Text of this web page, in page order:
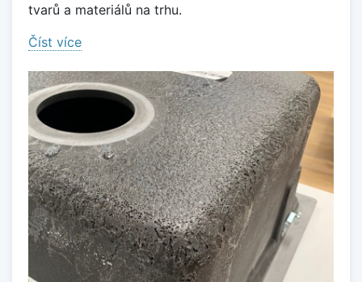
tvarů a materiálů na trhu.
Číst více